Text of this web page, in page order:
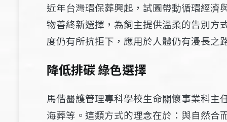
近年台灣環保葬興起，試圖帶動循環經濟
物善終新選擇，為飼主提供溫柔的告別方
度仍有所抗拒下，應用於人體仍有漫長之
降低排碳 綠色選擇
馬偕醫護管理專科學校生命關懷事業科主
海葬等。這類方式的理念在於：與自然合